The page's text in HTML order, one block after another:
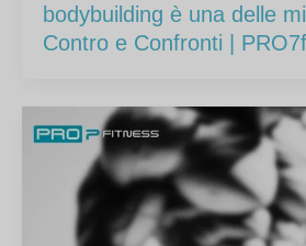
bodybuilding è una delle
Contro e Confronti |